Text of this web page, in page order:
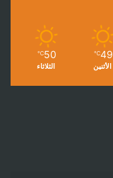
49
℃
الأثنين
50
℃
الثلاثاء